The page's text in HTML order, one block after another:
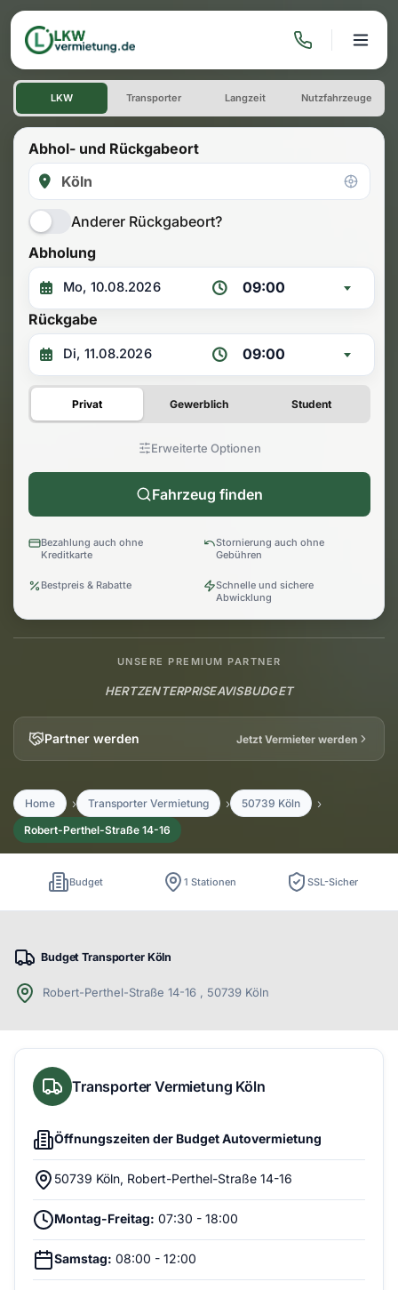
Transporter Vermietung
LKW Transporter Langzeit Nutzfahrzeuge
Abhol- und Rückgabeort
Anderer Rückgabeort?
Abholung
09:00
Rückgabe
09:00
Privat Gewerblich Student
Erweiterte Optionen
Fahrzeug finden
Bezahlung auch ohne
Kreditkarte
Stornierung auch ohne
Gebühren
Bestpreis & Rabatte
Schnelle und sichere
Abwicklung
UNSERE PREMIUM PARTNER
HERTZENTERPRISEAVISBUDGET
Partner werden Jetzt Vermieter werden
Home Transporter Vermietung
50739 Köln
Robert-Perthel-Straße 14-16
Budget 1 Stationen SSL-Sicher
Budget Transporter Köln
Robert-Perthel-Straße 14-16 , 50739 Köln
Transporter Vermietung Köln
Öffnungszeiten der Budget Autovermietung
50739 Köln, Robert-Perthel-Straße 14-16
Montag-Freitag: 07:30 - 18:00
Samstag: 08:00 - 12:00